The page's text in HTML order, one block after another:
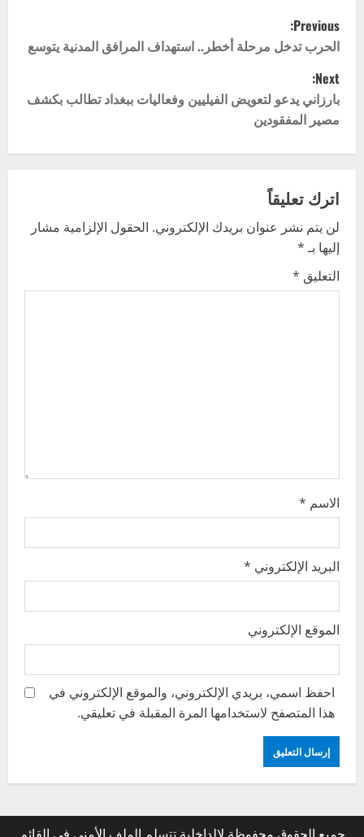
P
o
s
t
n
a
v
i
g
Previous:
الحرب تدخل مرحلة أخطر.. استهداف المرافق المدنية يتوسع
Next:
بارزاني يدعو لتعويض الفيليين وفعاليات ببغداد تطالب بكشف
مصير المفقودين
اترك تعليقاً
لن يتم نشر عنوان بريدك الإلكتروني. الحقول الإلزامية مشار
إليها بـ*
التعليق *
الاسم *
البريد الإلكتروني *
الموقع الإلكتروني
احفظ اسمي، بريدي الإلكتروني، والموقع الإلكتروني في
هذا المتصفح لاستخدامها المرة المقبلة في تعليقي.